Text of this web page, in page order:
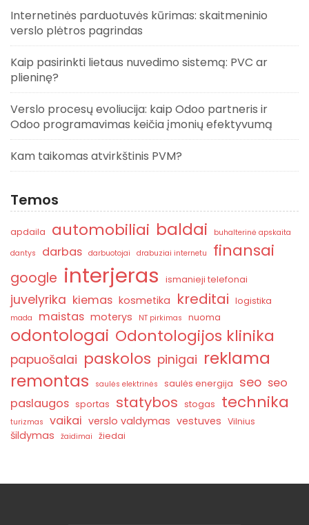
Internetinės parduotuvės kūrimas: skaitmeninio
verslo plėtros pagrindas
Kaip pasirinkti lietaus nuvedimo sistemą: PVC ar
plieninę?
Verslo procesų evoliucija: kaip Odoo partneris ir
Odoo programavimas keičia įmonių efektyvumą
Kam taikomas atvirkštinis PVM?
Temos
apdaila automobiliai baldai
buhalterinė apskaita
dantys
darbas darbuotojai drabuziai internetu finansai
google interjeras ismanieji telefonai
juvelyrika kiemas kosmetika kreditai logistika
mada maistas moterys NT pirkimas nuoma
odontologai Odontologijos klinika
papuošalai paskolos pinigai reklama
remontas
saulės elektrinės saulės energija seo seo
paslaugos sportas statybos stogas technika
turizmas vaikai verslo valdymas vestuves Vilnius
šildymas žaidimai žiedai